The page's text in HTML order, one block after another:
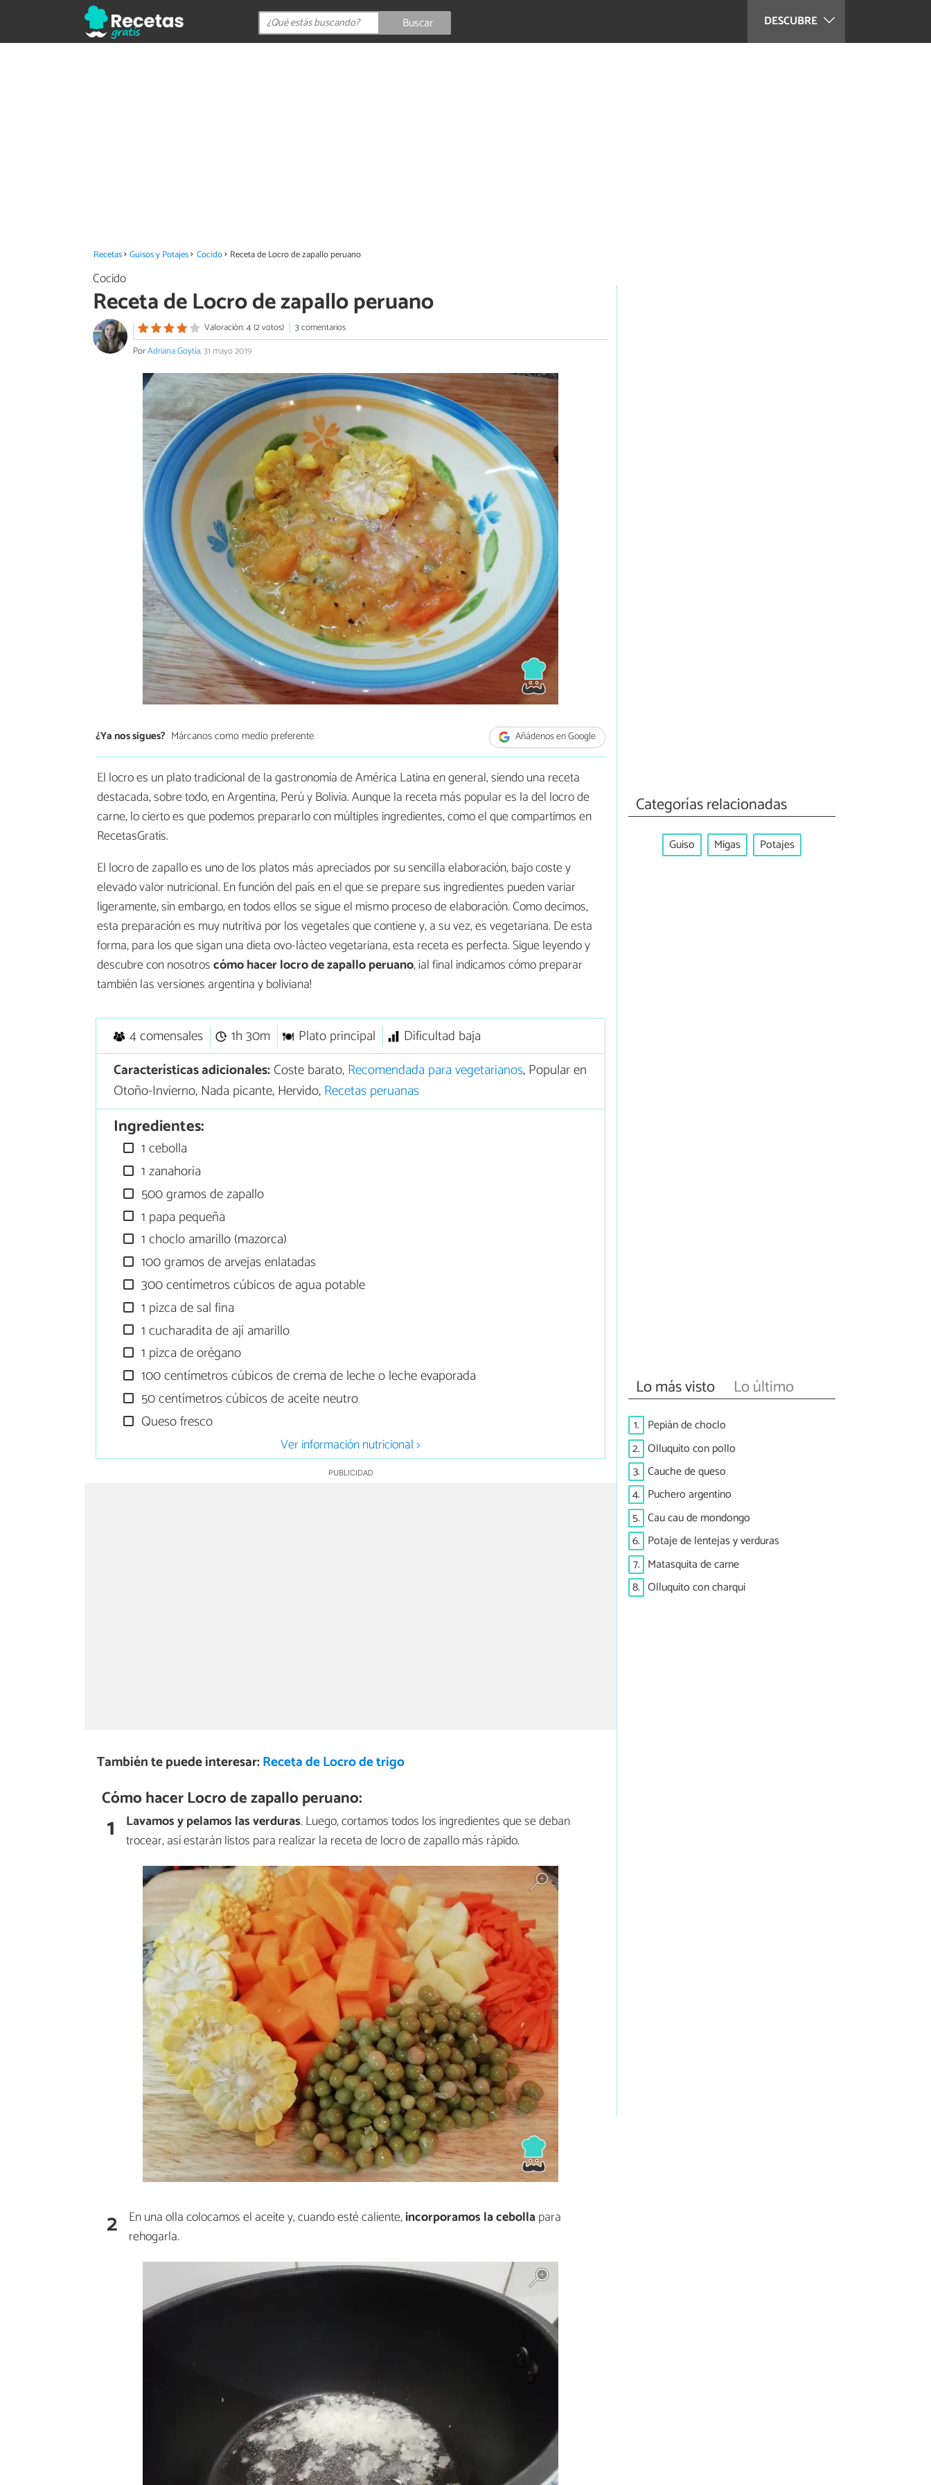
DESCUBRE
Buscar
Recetas Guisos y Potajes Cocido Receta de Locro de zapallo peruano
Cocido
Receta de Locro de zapallo peruano
Valoración: 4 (2 votos)
3 comentarios
PorAdriana Goytía.31 mayo 2019
¿Ya nos sigues? Márcanos como medio preferente Añádenos en Google
El locro es un plato tradicional de la gastronomía de América Latina en general, siendo una receta
destacada, sobre todo, en Argentina, Perú y Bolivia. Aunque la receta más popular es la del locro de
carne, lo cierto es que podemos prepararlo con múltiples ingredientes, como el que compartimos en
RecetasGratis.
El locro de zapallo es uno de los platos más apreciados por su sencilla elaboración, bajo coste y
elevado valor nutricional. En función del país en el que se prepare sus ingredientes pueden variar
ligeramente, sin embargo, en todos ellos se sigue el mismo proceso de elaboración. Como decimos,
esta preparación es muy nutritiva por los vegetales que contiene y, a su vez, es vegetariana. De esta
forma, para los que sigan una dieta ovo-lácteo vegetariana, esta receta es perfecta. Sigue leyendo y
descubre con nosotroscómo hacer locro de zapallo peruano, ¡al final indicamos cómo preparar
también las versiones argentina y boliviana!
4 comensales 1h 30m Plato principal
Dificultad baja
Características adicionales:Coste barato,Recomendada para vegetarianos, Popular en
Otoño-Invierno, Nada picante, Hervido,Recetas peruanas
Ingredientes:
1 cebolla
1 zanahoria
500 gramos de zapallo
1 papa pequeña
1 choclo amarillo (mazorca)
100 gramos de arvejas enlatadas
300 centímetros cúbicos de agua potable
1 pizca de sal fina
1 cucharadita de ají amarillo
1 pizca de orégano
100 centímetros cúbicos de crema de leche o leche evaporada
50 centímetros cúbicos de aceite neutro
Queso fresco
Ver información nutricional >
También te puede interesar:Receta de Locro de trigo
Cómo hacer Locro de zapallo peruano:
1 Lavamos y pelamos las verduras. Luego, cortamos todos los ingredientes que se deban
trocear, así estarán listos para realizar la receta de locro de zapallo más rápido.
2 En una olla colocamos el aceite y, cuando esté caliente,incorporamos la cebollapara
rehogarla.
Categorías relacionadas
Guiso Migas Potajes
Lo más visto Lo último
1. Pepián de choclo
2. Olluquito con pollo
3. Cauche de queso
4. Puchero argentino
5. Cau cau de mondongo
6. Potaje de lentejas y verduras
7. Matasquita de carne
8. Olluquito con charqui